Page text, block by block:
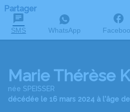
Partager
SMS WhatsApp
Marie Thérèse
née SPEISSER
décédée le 16 mars 2024 à l'âge de